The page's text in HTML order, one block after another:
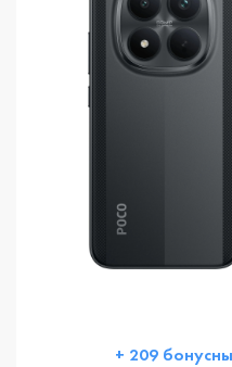
+ 209